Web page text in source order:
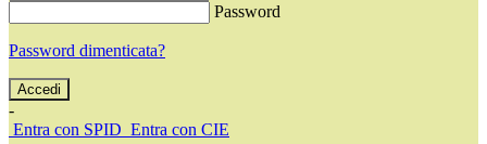
Password
Password dimenticata?
-
Entra con SPID Entra con CIE